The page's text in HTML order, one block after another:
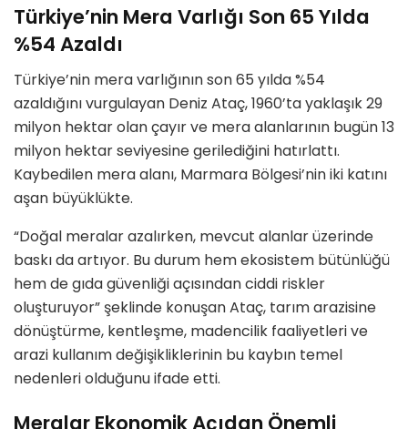
Türkiye’nin Mera Varlığı Son 65 Yılda
%54 Azaldı
Türkiye’nin mera varlığının son 65 yılda %54
azaldığını vurgulayan Deniz Ataç, 1960’ta yaklaşık 29
milyon hektar olan çayır ve mera alanlarının bugün 13
milyon hektar seviyesine gerilediğini hatırlattı.
Kaybedilen mera alanı, Marmara Bölgesi’nin iki katını
aşan büyüklükte.
“Doğal meralar azalırken, mevcut alanlar üzerinde
baskı da artıyor. Bu durum hem ekosistem bütünlüğü
hem de gıda güvenliği açısından ciddi riskler
oluşturuyor” şeklinde konuşan Ataç, tarım arazisine
dönüştürme, kentleşme, madencilik faaliyetleri ve
arazi kullanım değişikliklerinin bu kaybın temel
nedenleri olduğunu ifade etti.
Meralar Ekonomik Açıdan Önemli